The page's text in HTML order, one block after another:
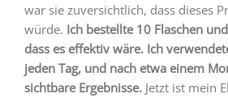
war sie zuversichtlich, dass dieses
würde. Ich bestellte 10 Flaschen
dass es effektiv wäre. Ich
jeden Tag, und nach etwa einem
sichtbare Ergebnisse. Jetzt ist mein